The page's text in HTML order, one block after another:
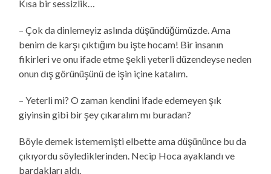
Kısa bir sessizlik…
– Çok da dinlemeyiz aslında düşündüğümüzde. Ama
benim de karşı çıktığım bu işte hocam! Bir insanın
fikirleri ve onu ifade etme şekli yeterli düzendeyse neden
onun dış görünüşünü de işin içine katalım.
– Yeterli mi? O zaman kendini ifade edemeyen şık
giyinsin gibi bir şey çıkaralım mı buradan?
Böyle demek istememişti elbette ama düşününce bu da
çıkıyordu söylediklerinden. Necip Hoca ayaklandı ve
bardakları aldı.